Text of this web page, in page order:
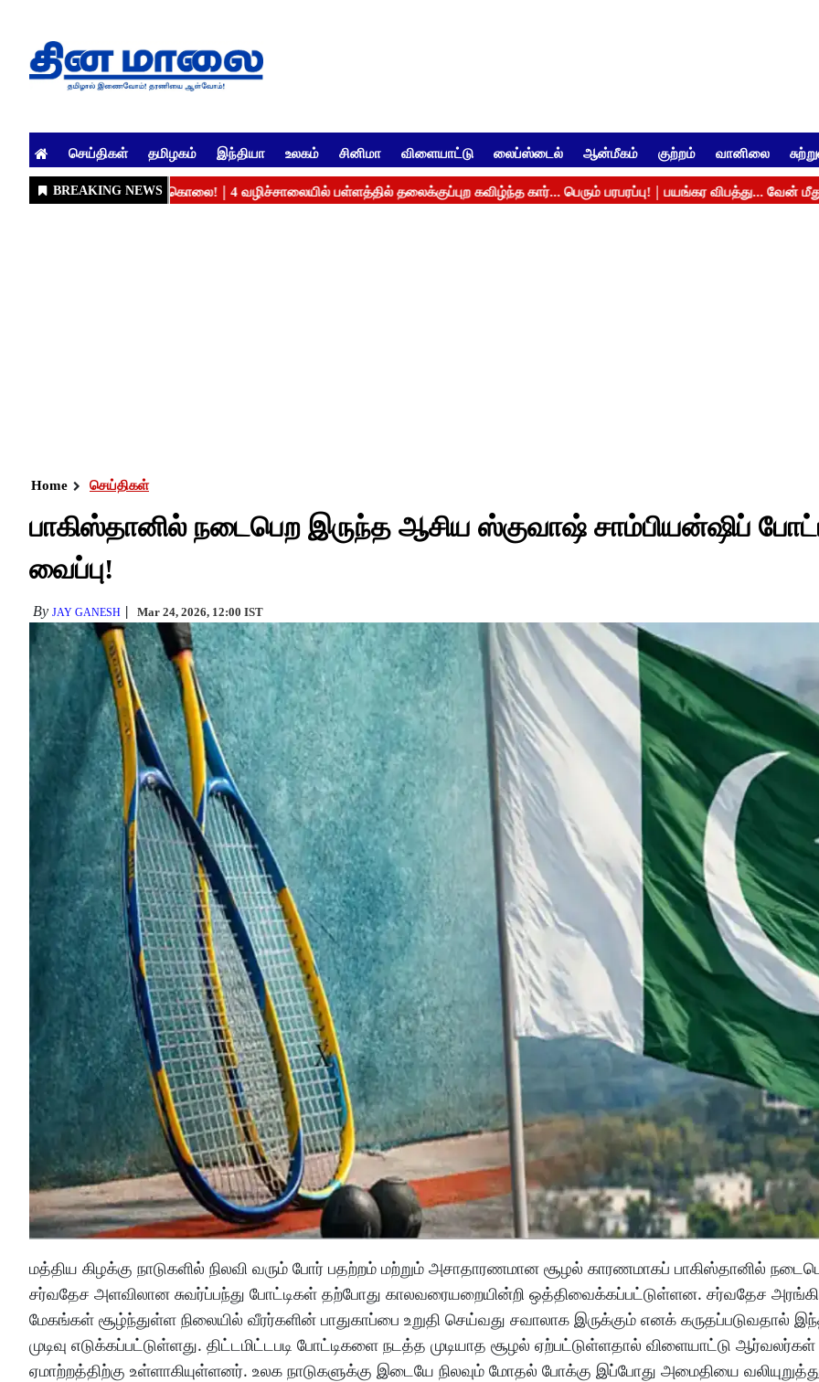
செய்திகள் தமிழகம் இந்தியா உலகம் சினிமா விளையாட்டு லைப்ஸ்டைல் ஆன்மீகம் குற்றம் வானிலை
Home செய்திகள்
பாகிஸ்தானில் நடைபெற இருந்த ஆசிய ஸ்குவாஷ் சாம்பியன்ஷிப்
வைப்பு!
By JAY GANESH Mar 24, 2026, 12:00 IST
மத்திய கிழக்கு நாடுகளில் நிலவி வரும் போர் பதற்றம் மற்றும் அசாதாரணமான சூழல் காரணமாகப் பாகிஸ்தானில்
சர்வதேச அளவிலான சுவர்ப்பந்து போட்டிகள் தற்போது காலவரையறையின்றி ஒத்திவைக்கப்பட்டுள்ளன. சர்வதேச
மேகங்கள் சூழ்ந்துள்ள நிலையில் வீரர்களின் பாதுகாப்பை உறுதி செய்வது சவாலாக இருக்கும் எனக் கருதப்படுவதால்
முடிவு எடுக்கப்பட்டுள்ளது. திட்டமிட்டபடி போட்டிகளை நடத்த முடியாத சூழல் ஏற்பட்டுள்ளதால் விளையாட்டு ஆர்வலர்கள்
ஏமாற்றத்திற்கு உள்ளாகியுள்ளனர். உலக நாடுகளுக்கு இடையே நிலவும் மோதல் போக்கு இப்போது அமைதியை